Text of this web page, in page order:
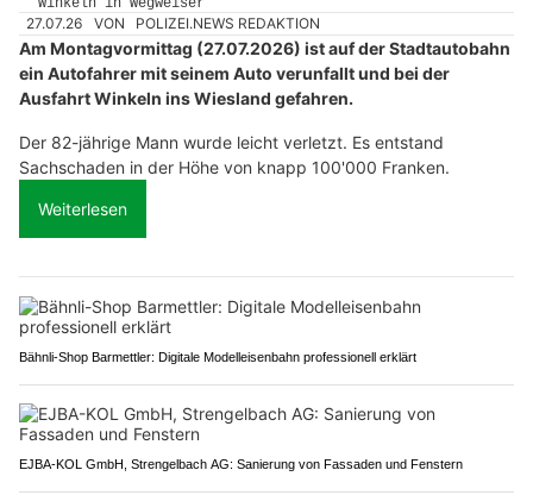
27.07.26 VON POLIZEI.NEWS REDAKTION
Am Montagvormittag (27.07.2026) ist auf der Stadtautobahn
ein Autofahrer mit seinem Auto verunfallt und bei der
Ausfahrt Winkeln ins Wiesland gefahren.
Der 82-jährige Mann wurde leicht verletzt. Es entstand
Sachschaden in der Höhe von knapp 100'000 Franken.
Weiterlesen
Bähnli-Shop Barmettler: Digitale Modelleisenbahn professionell erklärt
EJBA-KOL GmbH, Strengelbach AG: Sanierung von Fassaden und Fenstern